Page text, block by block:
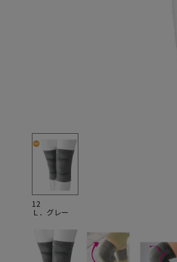
12
Ｌ．グレー